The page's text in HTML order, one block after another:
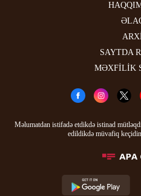
SAYTDA
MƏXFİLİK
Məlumatdan istifadə etdikdə istinad
edildikdə müvafiq